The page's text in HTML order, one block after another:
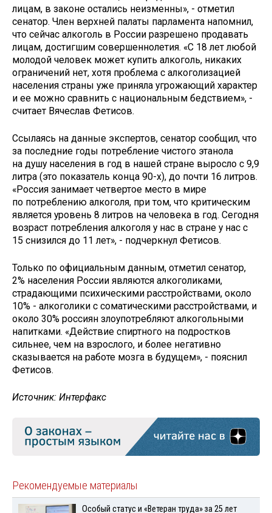
лицам, в законе остались неизменны», - отметил
сенатор. Член верхней палаты парламента напомнил,
что сейчас алкоголь в России разрешено продавать
лицам, достигшим совершеннолетия. «С 18 лет любой
молодой человек может купить алкоголь, никаких
ограничений нет, хотя проблема с алкоголизацией
населения страны уже приняла угрожающий характер
и ее можно сравнить с национальным бедствием», -
считает Вячеслав Фетисов.
Ссылаясь на данные экспертов, сенатор сообщил, что
за последние годы потребление чистого этанола
на душу населения в год в нашей стране выросло с 9,9
литра (это показатель конца 90-х), до почти 16 литров.
«Россия занимает четвертое место в мире
по потреблению алкоголя, при том, что критическим
является уровень 8 литров на человека в год. Сегодня
возраст потребления алкоголя у нас в стране у нас с
15 снизился до 11 лет», - подчеркнул Фетисов.
Только по официальным данным, отметил сенатор,
2% населения России являются алкоголиками,
страдающими психическими расстройствами, около
10% - алкоголики с соматическими расстройствами, и
около 30% россиян злоупотребляют алкогольными
напитками. «Действие спиртного на подростков
сильнее, чем на взрослого, и более негативно
сказывается на работе мозга в будущем», - пояснил
Фетисов.
Источник: Интерфакс
Рекомендуемые материалы
Особый статус и «Ветеран труда» за 25 лет